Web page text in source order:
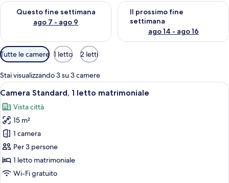
Questo fine settimana
ago 7 - ago 9
Verifica la disponibilità per questo fine settimana, ago 7 - ago
Il prossimo fine
settimana
ago 14 - ago 16
Verifica la disponibilità per il
Filtri
disponibili
per
le
camere
Tutte le camere 1 letto 2 letti
Stai visualizzando 3 su 3 camere
Apri
tutte
le
foto
per
Camera
Standard,
1
Un letto a castello con un
8
Camera Standard, 1 letto matrimoniale
Vista città
15 m²
1 camera
Per 3 persone
1 letto matrimoniale
Wi-Fi gratuito